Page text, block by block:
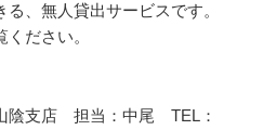
、無人貸出サービスです。
ください。
支店 担当：中尾 TEL：